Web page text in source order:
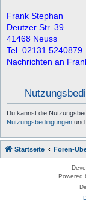
Frank Stephan
Deutzer Str. 39
41468 Neuss
Tel. 02131 5240879
Nachrichten an
Du kannst die
Nutzungsbedingungen und
Startseite Foren-
Powered